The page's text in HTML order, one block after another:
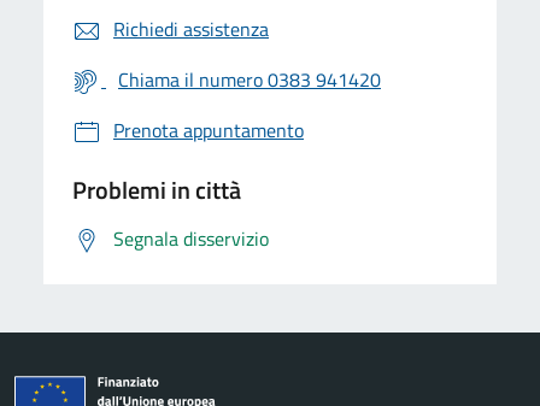
Richiedi assistenza
Chiama il numero 0383 941420
Prenota appuntamento
Problemi in città
Segnala disservizio